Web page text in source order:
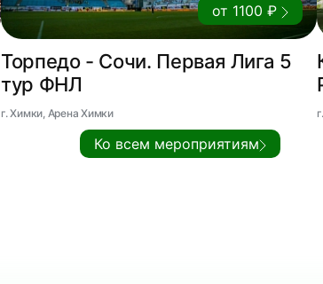
от 1100 ₽
Торпедо - Сочи. Первая Лига 5
тур ФНЛ
г. Химки, Арена Химки
Ко всем мероприятиям